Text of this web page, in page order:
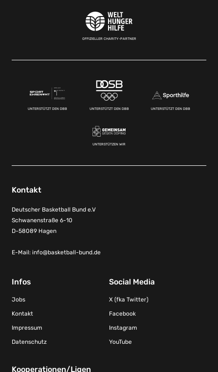
OFFIZIELLER CHARITY-PARTNER
UNTERSTÜTZT DEN DBB UNTERSTÜTZT DEN DBB UNTERSTÜTZT DEN DBB
UNTERSTÜTZEN WIR
Kontakt
Deutscher Basketball Bund e.V
Schwanenstraße 6-10
D-58089 Hagen
E-Mail: info@basketball-bund.de
Infos
Jobs
Kontakt
Impressum
Datenschutz
Social Media
X (fka Twitter)
Facebook
Instagram
YouTube
Kooperationen/Ligen